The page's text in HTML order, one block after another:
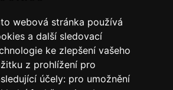
webová stránka používá
a další sledovací
ke zlepšení vašeho
z prohlížení pro
účely: pro umožnění
Cimrmanova Zpravodaje
je společnost